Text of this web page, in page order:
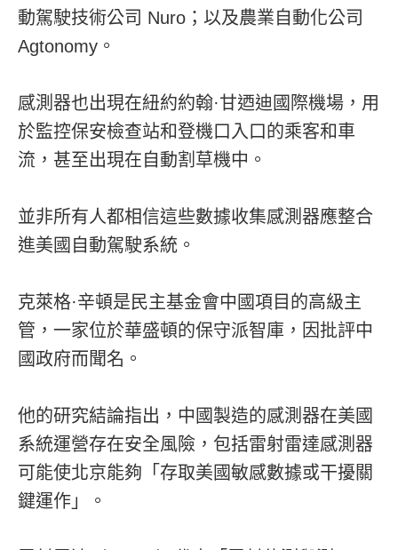
動駕駛技術公司 Nuro；以及農業自動化公司
Agtonomy。
感測器也出現在紐約約翰·甘迺迪國際機場，用
於監控保安檢查站和登機口入口的乘客和車
流，甚至出現在自動割草機中。
並非所有人都相信這些數據收集感測器應整合
進美國自動駕駛系統。
克萊格·辛頓是民主基金會中國項目的高級主
管，一家位於華盛頓的保守派智庫，因批評中
國政府而聞名。
他的研究結論指出，中國製造的感測器在美國
系統運營存在安全風險，包括雷射雷達感測器
可能使北京能夠「存取美國敏感數據或干擾關
鍵運作」。